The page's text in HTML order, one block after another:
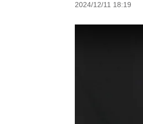
2024/12/11 18:19